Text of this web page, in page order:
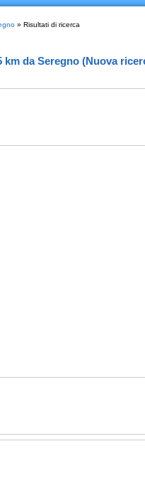
» Risultati di ricerca
kmdaSeregno (Nuova